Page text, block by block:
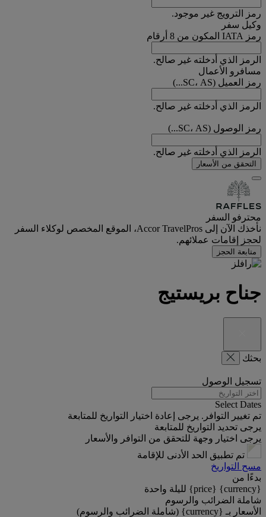
رمز الترويج غير موجود.
وكيل سفر
رمز IATA المكون من 8 أرقام
الرمز الذي أدخلته غير صالح.
مسافرو الأعمال
رمز العميل (SC، AS...)
الرمز الذي أدخلته غير صالح.
رمز الوصول (SC، AS...)
الرمز الذي أدخلته غير صالح.
التحقق من الأسعار
محترفو السفر
نأخذك الآن إلى Accor TravelPros، الموقع المخصص لوكلاء السفر
لحجز إقامات عملائهم.
متابعة الحجز
جناح بريستيج
بحثك
تسجيل الوصول
Select Dates
تم تغيير التوافر. يرجى إعادة اختيار التواريخ للمتابعة
يرجى تحديد التواريخ للمتابعة
يرجى اختيار وجهة للتحقق من التوافر والأسعار
تم تطبيق الحد الأدنى للإقامة
مسح التواريخ
بدءًا من
{currency} {price} لليلة واحدة
شاملة الضرائب والرسوم
الأسعار بـ {currency} (شاملة الضرائب والرسوم)